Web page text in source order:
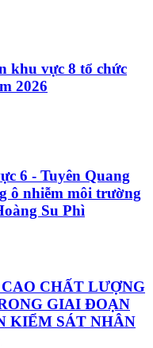
khu vực 8 tổ chức
2026
6 - Tuyên Quang
ô nhiễm môi trường
Su Phì
CHẤT LƯỢNG
GIAI ĐOẠN
KIỂM SÁT NHÂN